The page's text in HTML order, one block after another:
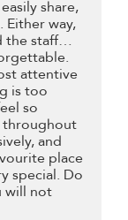
share,
way,
the staff…
attentive
is too
so
throughout
and
place
special. Do
will not